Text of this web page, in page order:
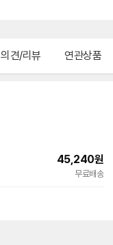
의견/리뷰 연관상품
45,240원
무료배송